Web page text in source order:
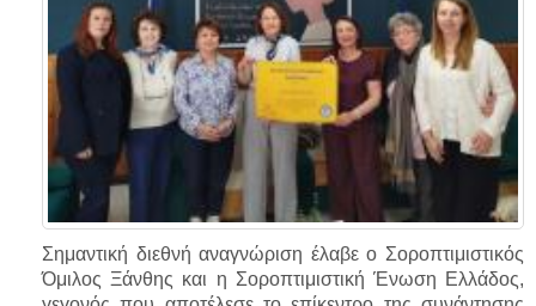
Σημαντική διεθνή αναγνώριση έλαβε ο Σοροπτιμιστικός
Όμιλος Ξάνθης και η Σοροπτιμιστική Ένωση Ελλάδος,